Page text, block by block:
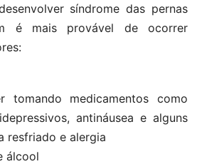
síndrome das pernas
é mais provável de ocorrer
tomando medicamentos como
antináusea e alguns
resfriado e alergia
álcool